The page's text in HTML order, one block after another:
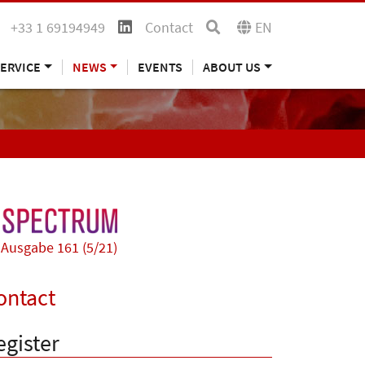
+33 1 69194949 Contact EN
NEWS EVENTS ABOUT US
Ausgabe 161 (5/21)